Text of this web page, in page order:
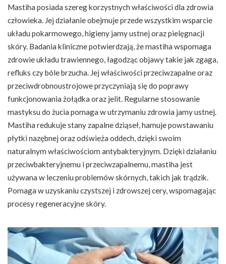
Mastiha posiada szereg korzystnych właściwości dla zdrowia
człowieka. Jej działanie obejmuje przede wszystkim wsparcie
układu pokarmowego, higieny jamy ustnej oraz pielęgnacji
skóry. Badania kliniczne potwierdzają, że mastiha wspomaga
zdrowie układu trawiennego, łagodząc objawy takie jak zgaga,
refluks czy bóle brzucha. Jej właściwości przeciwzapalne oraz
przeciwdrobnoustrojowe przyczyniają się do poprawy
funkcjonowania żołądka oraz jelit. Regularne stosowanie
mastyksu do żucia pomaga w utrzymaniu zdrowia jamy ustnej.
Mastiha redukuje stany zapalne dziąseł, hamuje powstawaniu
płytki nazębnej oraz odświeża oddech, dzięki swoim
naturalnym właściwościom antybakteryjnym. Dzięki działaniu
przeciwbakteryjnemu i przeciwzapalnemu, mastiha jest
używana w leczeniu problemów skórnych, takich jak trądzik.
Pomaga w uzyskaniu czystszej i zdrowszej cery, wspomagając
procesy regeneracyjne skóry.